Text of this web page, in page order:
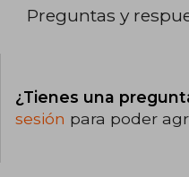
Preguntas y
¿Tienes una
sesión para poder